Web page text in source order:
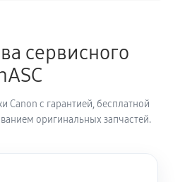
сервисного
Canon с гарантией, бесплатной
оригинальных запчастей.